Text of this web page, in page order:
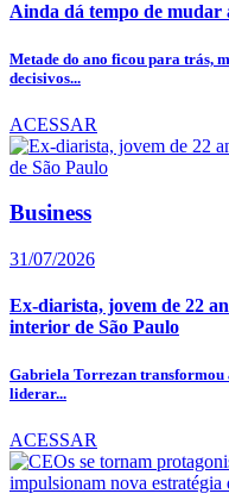
Ainda dá tempo de mudar
Metade do ano ficou para trás,
decisivos...
ACESSAR
Business
31/07/2026
Ex-diarista, jovem de 22
interior de São Paulo
Gabriela Torrezan transformou
liderar...
ACESSAR